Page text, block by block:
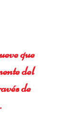
que
del
de